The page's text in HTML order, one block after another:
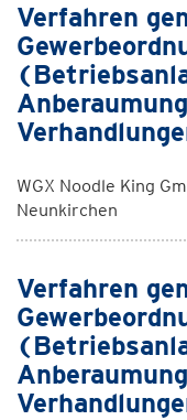
Verfahren
WGX Noodle King
Neunkirchen
Verfahren